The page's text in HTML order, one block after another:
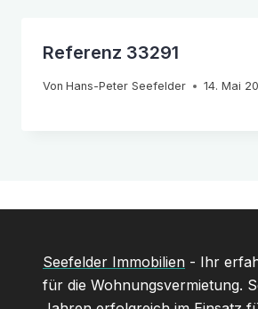
Referenz 33291
Von Hans-Peter Seefelder 14. Mai
Seefelder Immobilien - Ihr
für die Wohnungsvermietung.